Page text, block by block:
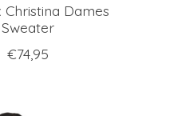
Christina Dames
Sweater
€74,95